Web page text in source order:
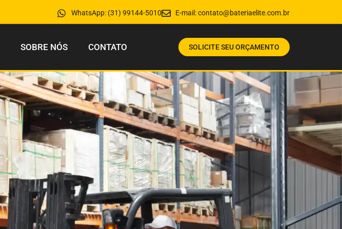
WhatsApp: (31) 99144-5010 E-mail:contato@bateriaelite.com.br
SOBRE NÓS CONTATO SOLICITE SEU ORÇAMENTO